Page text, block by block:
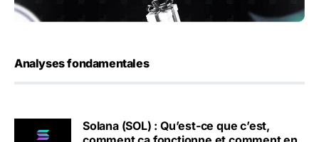
Analyses fondamentales
Solana (SOL) : Qu’est-ce que c’est,